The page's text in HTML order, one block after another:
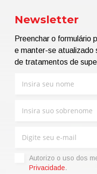
Newsletter
Preenchar o formulário
e manter-se atualizado
de tratamentos de
Autorizo ​​o uso dos
Privacidade.